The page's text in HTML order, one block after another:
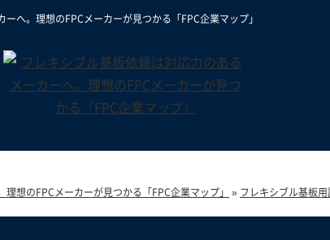
へ。理想のFPCメーカーが見つかる「FPC企業マップ」
想のFPCメーカーが見つかる「FPC企業マップ」 » フレキシブル基板